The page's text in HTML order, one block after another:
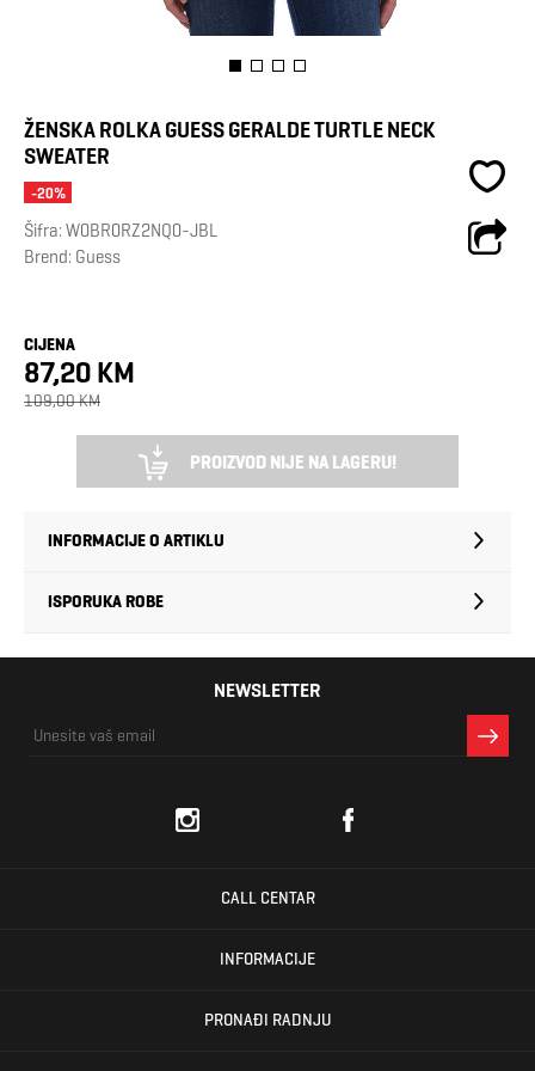
ŽENSKA ROLKA GUESS GERALDE TURTLE NECK
SWEATER
-20%
Šifra:W0BR0RZ2NQ0-JBL
Brend: Guess
CIJENA
87,20 KM
109,00 KM
PROIZVOD NIJE NA LAGERU!
INFORMACIJE O ARTIKLU
ISPORUKA ROBE
NEWSLETTER
CALL CENTAR
INFORMACIJE
PRONAĐI RADNJU